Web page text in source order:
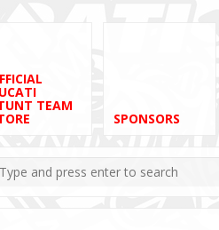
TEAM
SPONSORS